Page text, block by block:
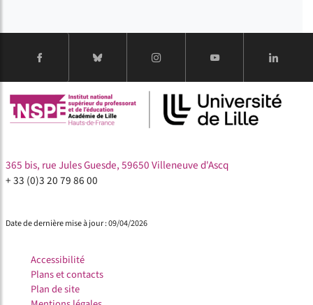
365 bis, rue Jules Guesde, 59650 Villeneuve d'Ascq
+ 33 (0)3 20 79 86 00
Date de dernière mise à jour : 09/04/2026
Accessibilité
Plans et contacts
Plan de site